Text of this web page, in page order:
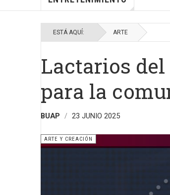
ESTÁ AQUÍ: ARTE
Lactarios del
para la
BUAP 23 JUNIO 2025
ARTE Y CREACIÓN